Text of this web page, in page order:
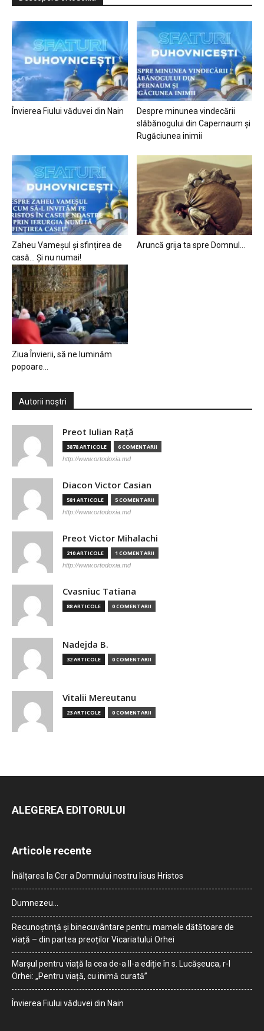
Învierea Fiului văduvei din Nain
Despre minunea vindecării
slăbănogului din Capernaum și
Rugăciunea inimii
Zaheu Vameșul și sfințirea de
casă… Și nu numai!
Aruncă grija ta spre Domnul…
Ziua Învierii, să ne luminăm
popoare…
Autorii noștri
Preot Iulian Raţă
3878 ARTICOLE 6 COMENTARII
http://www.ortodoxia.md
Diacon Victor Casian
581 ARTICOLE 5 COMENTARII
http://www.ortodoxia.md
Preot Victor Mihalachi
210 ARTICOLE 1 COMENTARII
http://www.ortodoxia.md
Cvasniuc Tatiana
88 ARTICOLE 0 COMENTARII
Nadejda B.
32 ARTICOLE 0 COMENTARII
Vitalii Mereutanu
23 ARTICOLE 0 COMENTARII
ALEGEREA EDITORULUI
Articole recente
Înălțarea la Cer a Domnului nostru Iisus Hristos
Dumnezeu…
Recunoștință și binecuvântare pentru mamele dătătoare de
viață – din partea preoților Vicariatului Orhei
Marșul pentru viață la cea de-a II-a ediție în s. Lucășeuca, r-l
Orhei: „Pentru viață, cu inimă curată”
Învierea Fiului văduvei din Nain